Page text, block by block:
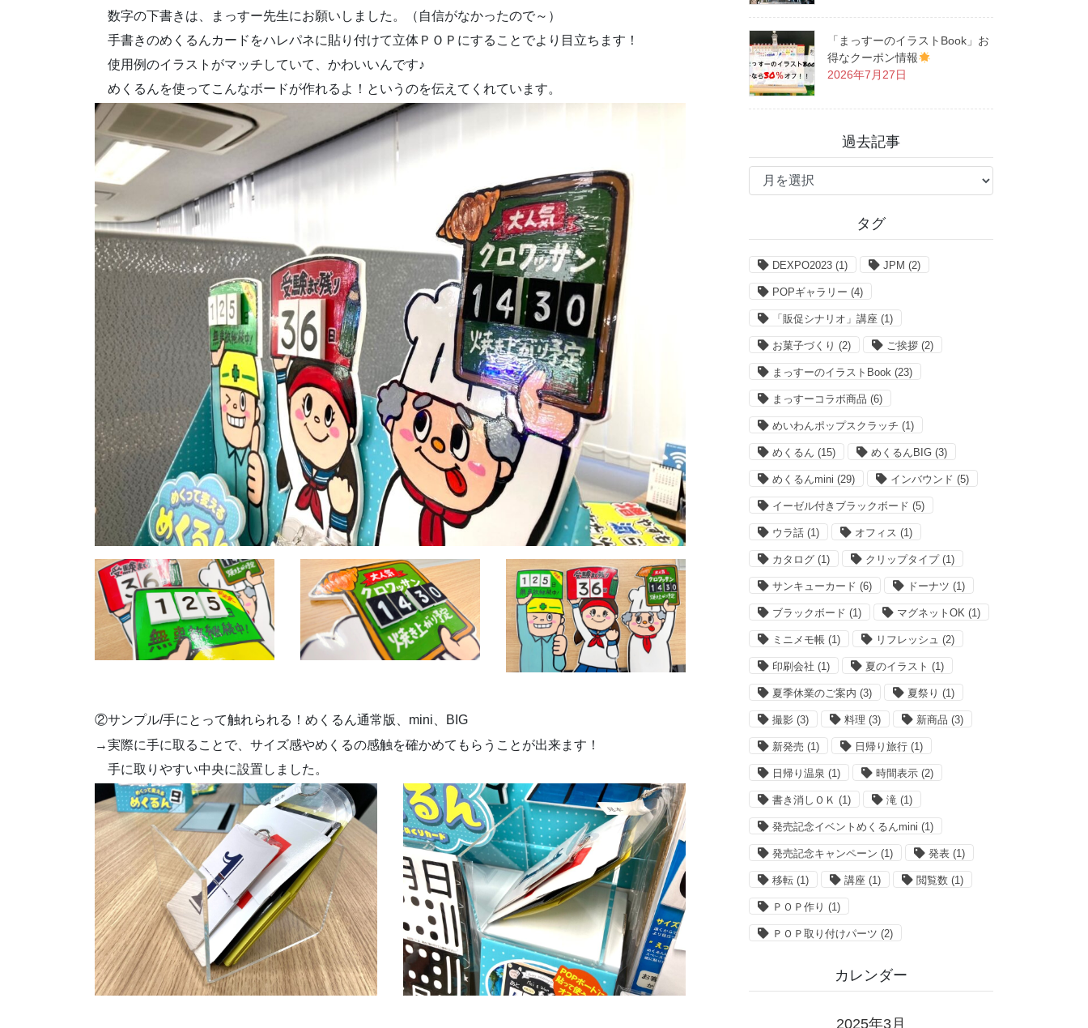
数字の下書きは、まっすー先生にお願いしました。（自信がなかったので～）
手書きのめくるんカードをハレパネに貼り付けて立体ＰＯＰにすることでより目立ちます！
使用例のイラストがマッチしていて、かわいいんです♪
めくるんを使ってこんなボードが作れるよ！というのを伝えてくれています。
②サンプル/手にとって触れられる！めくるん通常版、mini、BIG
→実際に手に取ることで、サイズ感やめくるの感触を確かめてもらうことが出来ます！
手に取りやすい中央に設置しました。
「まっすーのイラストBook」お
得なクーポン情報
2026年7月27日
過去記事
過
タグ
DEXPO2023 (1) JPM (2)
POPギャラリー (4)
「販促シナリオ」講座 (1)
お菓子づくり (2) ご挨拶 (2)
まっすーのイラストBook (23)
まっすーコラボ商品 (6)
めいわんポップスクラッチ (1)
めくるん (15) めくるんBIG (3)
めくるんmini (29) インバウンド (5)
イーゼル付きブラックボード (5)
ウラ話 (1) オフィス (1)
カタログ (1) クリップタイプ(1)
サンキューカード (6) ドーナツ (1)
ブラックボード (1) マグネットOK (1)
ミニメモ帳 (1) リフレッシュ (2)
印刷会社 (1) 夏のイラスト (1)
夏季休業のご案内 (3) 夏祭り (1)
撮影 (3) 料理 (3) 新商品 (3)
新発売 (1) 日帰り旅行 (1)
日帰り温泉 (1) 時間表示 (2)
書き消しＯＫ (1) 滝 (1)
発売記念イベントめくるんmini (1)
発売記念キャンペーン (1) 発表 (1)
移転 (1) 講座 (1) 閲覧数 (1)
ＰＯＰ作り (1)
ＰＯＰ取り付けパーツ (2)
カレンダー
2025年3月